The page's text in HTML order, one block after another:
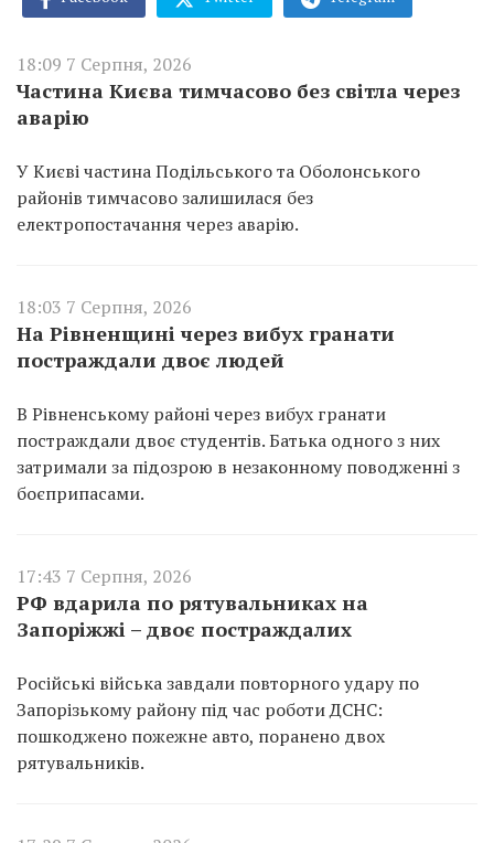
18:09 7 Серпня, 2026
Частина Києва тимчасово без світла через
аварію
У Києві частина Подільського та Оболонського
районів тимчасово залишилася без
електропостачання через аварію.
18:03 7 Серпня, 2026
На Рівненщині через вибух гранати
постраждали двоє людей
В Рівненському районі через вибух гранати
постраждали двоє студентів. Батька одного з них
затримали за підозрою в незаконному поводженні з
боєприпасами.
17:43 7 Серпня, 2026
РФ вдарила по рятувальниках на
Запоріжжі – двоє постраждалих
Російські війська завдали повторного удару по
Запорізькому району під час роботи ДСНС:
пошкоджено пожежне авто, поранено двох
рятувальників.